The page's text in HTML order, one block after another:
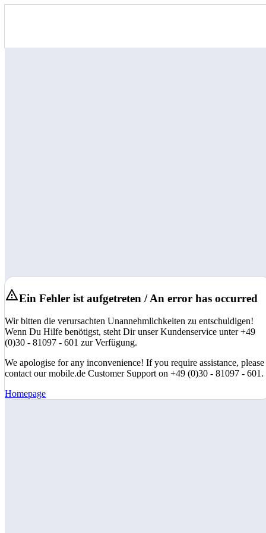
Ein Fehler ist aufgetreten / An error has occurred
Wir bitten die verursachten Unannehmlichkeiten zu entschuldigen!
Wenn Du Hilfe benötigst, steht Dir unser Kundenservice unter +49
(0)30 - 81097 - 601 zur Verfügung.
We apologise for any inconvenience! If you require assistance, please
contact our mobile.de Customer Support on +49 (0)30 - 81097 - 601.
Homepage